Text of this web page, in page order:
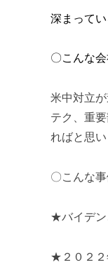
深まって
〇こんな
米中対立
テク、重
ればと思い
〇こんな
★バイデン
★２０２２